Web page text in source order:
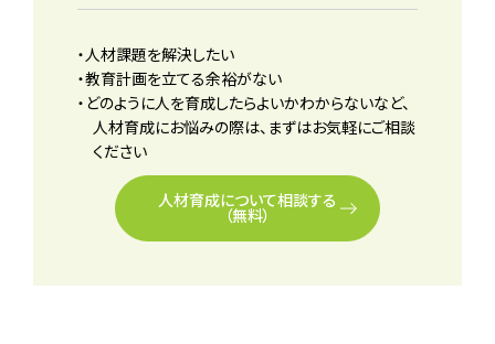
・人材課題を解決したい
・教育計画を立てる余裕がない
・どのように人を育成したらよいかわからないなど、
人材育成にお悩みの際は、まずはお気軽にご相談
ください
人材育成について相談する
（無料）